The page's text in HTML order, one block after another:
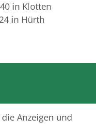
in Klotten
in Hürth
Anzeigen und